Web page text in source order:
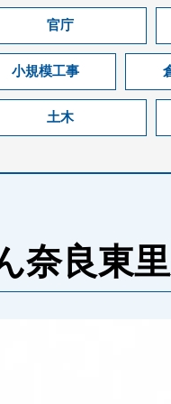
官庁
小規模工事
土木
奈良東